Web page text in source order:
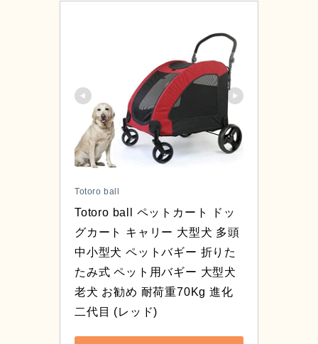
Totoro ball
Totoro ball ペットカート ドッ
グカート キャリー 大型犬 多頭
中小型犬 ペットバギー 折りた
たみ式 ペット用バギー 大型犬
老犬 お勧め 耐荷重70Kg 進化
二代目 (レッド)